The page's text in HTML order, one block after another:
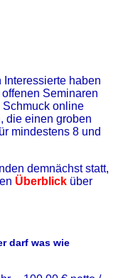
haben
Seminaren
online
die einen groben
mindestens 8 und
demnächst statt,
Überblick über
darf was wie